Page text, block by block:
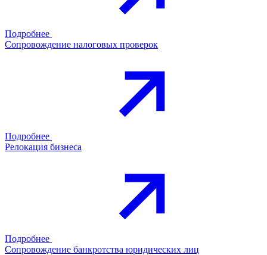
Подробнее
Сопровождение налоговых проверок
Подробнее
Релокация бизнеса
Подробнее
Сопровождение банкротства юридических лиц